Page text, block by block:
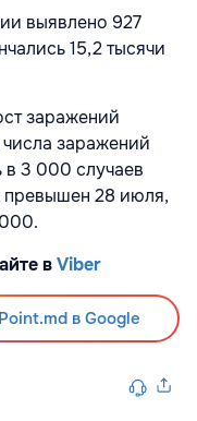
выявлено 927
15,2 тысячи
заражений
заражений
в 3 000 случаев
превышен 28 июля,
вViber
в Google